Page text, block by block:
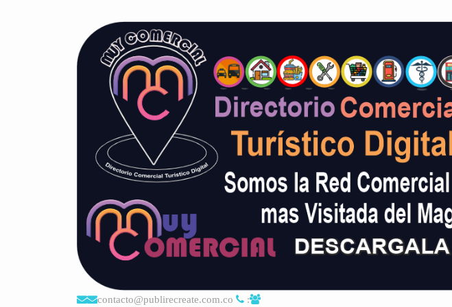
contacto@publirecreate.com.co :